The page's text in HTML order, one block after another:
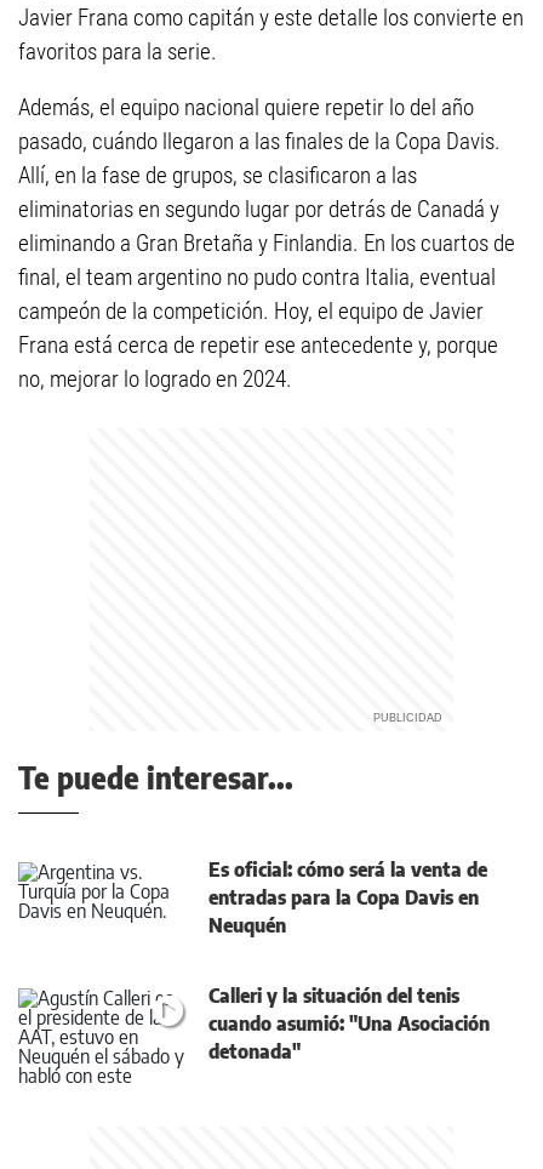
Javier Frana como capitán y este detalle los convierte en
favoritos para la serie.
Además, el equipo nacional quiere repetir lo del año
pasado, cuándo llegaron a las finales de la Copa Davis.
Allí, en la fase de grupos, se clasificaron a las
eliminatorias en segundo lugar por detrás de Canadá y
eliminando a Gran Bretaña y Finlandia. En los cuartos de
final, el team argentino no pudo contra Italia, eventual
campeón de la competición. Hoy, el equipo de Javier
Frana está cerca de repetir ese antecedente y, porque
no, mejorar lo logrado en 2024.
Te puede interesar...
Es oficial: cómo será la venta de
entradas para la Copa Davis en
Neuquén
Calleri y la situación del tenis
cuando asumió: "Una Asociación
detonada"